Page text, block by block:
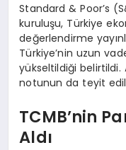
Standard & Poor’s
kuruluşu, Türkiye
değerlendirme
Türkiye’nin uzun
yükseltildiği belirtildi.
notunun da teyit
TCMB’nin
Aldı